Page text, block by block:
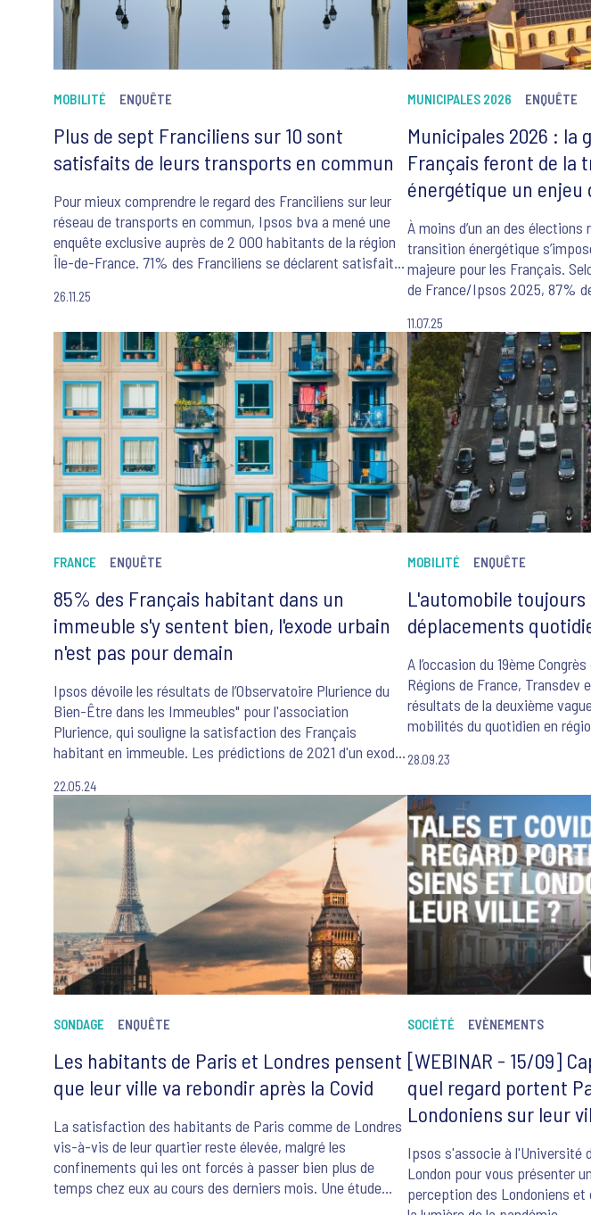
MOBILITÉ ENQUÊTE
Plus de sept Franciliens sur 10 sont
satisfaits de leurs transports en commun
Pour mieux comprendre le regard des Franciliens sur leur
réseau de transports en commun, Ipsos bva a mené une
enquête exclusive auprès de 2 000 habitants de la région
Île-de-France. 71% des Franciliens se déclarent satisfaits
même que la situation des transports en commun s’est
26.11.25
MUNICIPALES 2026 ENQUÊTE
Municipales 2026 : la
Français feront de la
énergétique un enjeu
À moins d’un an des
transition énergétique
majeure pour les Français.
de France/Ipsos 2025, 87%
environnementales,
d’achat et désir d’implication
question énergétique au cœur
venir.
11.07.25
FRANCE ENQUÊTE
85% des Français habitant dans un
immeuble s'y sentent bien, l'exode urbain
n'est pas pour demain
Ipsos dévoile les résultats de l’Observatoire Plurience du
Bien-Être dans les Immeubles" pour l'association
Plurience, qui souligne la satisfaction des Français
habitant en immeuble. Les prédictions de 2021 d'un exode
pour leur tranquillité, leur proximité avec les commodités
et la qualité de vie qu'ils offrent semble persister.
22.05.24
MOBILITÉ ENQUÊTE
L'automobile
déplacements
A l’occasion du 19ème
Régions de France, Transdev
résultats de la deuxième
mobilités du quotidien en
analyses d’une grande
28.09.23
SONDAGE ENQUÊTE
Les habitants de Paris et Londres pensent
que leur ville va rebondir après la Covid
La satisfaction des habitants de Paris comme de Londres
vis-à-vis de leur quartier reste élevée, malgré les
confinements qui les ont forcés à passer bien plus de
temps chez eux au cours des derniers mois. Une étude
SOCIÉTÉ EVÈNEMENTS
[WEBINAR - 15/09]
quel regard portent
Londoniens sur leur
Ipsos s'associe à l'Université
London pour vous présenter
perception des Londoniens